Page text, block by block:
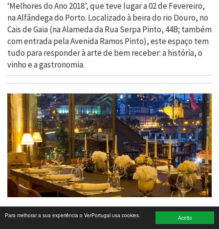
Aceito
Para melhorar a sua experiência o VerPortugal usa cookies.
Telecomunicações
Turismo e Lazer
Desporto
Electrónica e Informática
Saúde
Banca e Seguros
Moda e Design
Ciência e Investigação
Cinema
Multimédia
Sugestões
‘Melhores do Ano 2018’, que teve lugar a 02 de Fevereiro,
na Alfândega do Porto. Localizado à beira do rio Douro, no
Cais de Gaia (na Alameda da Rua Serpa Pinto, 44B; também
com entrada pela Avenida Ramos Pinto), este espaço tem
tudo para responder à arte de bem receber: a história, o
vinho e a gastronomia.
Destinado ao enoturismo da mais antiga empresa portuguesa, com